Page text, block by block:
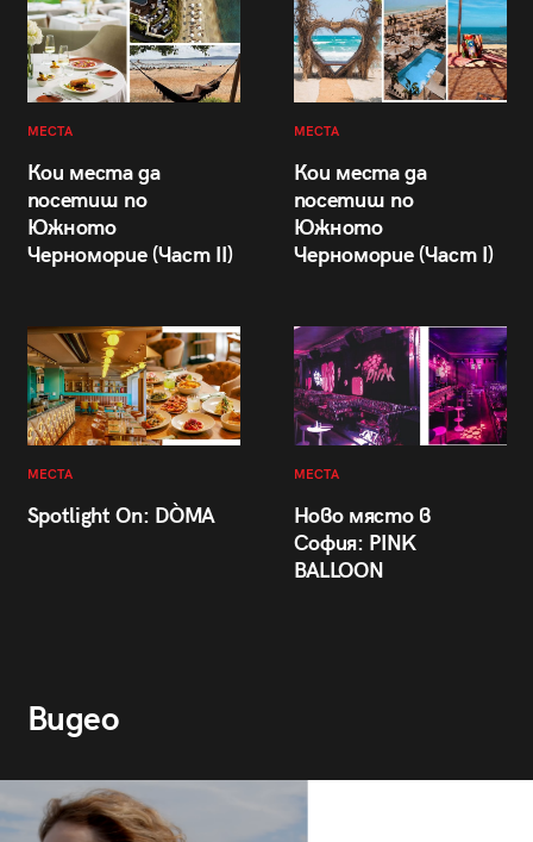
МЕСТА
Кои места да
посетиш по
Южното
Черноморие (Част II)
МЕСТА
Кои места да
посетиш по
Южното
Черноморие (Част I)
МЕСТА
Spotlight On: DÒMA
МЕСТА
Ново място в
София: PINK
BALLOON
Видео